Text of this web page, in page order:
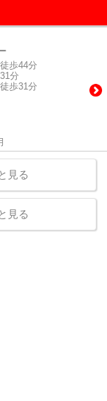
歩44分
分
歩31分
見る
見る